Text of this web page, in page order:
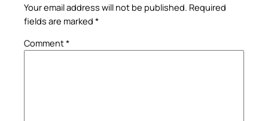
Your email address will not be published. Required
fields are marked *
Comment*